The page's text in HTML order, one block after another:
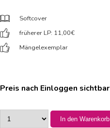
Softcover
früherer LP: 11,00€
Mängelexemplar
Preis nach Einloggen sichtbar
In den Warenkorb